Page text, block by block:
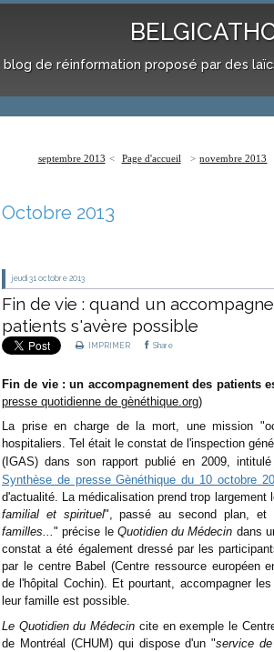
blog de réinformation proposé par des
septembre 2013 Page d'accueil novembre 2013
Octobre 2013
jeudi 31 octobre 2013
Fin de vie : quand un
patients s'avère possible
IMPRIMER Share
Fin de vie : un accompagnement des patients
presse quotidienne de gènéthique.org)
La prise en charge de la mort, une mission
hospitaliers. Tel était le constat de l'inspection
(IGAS) dans son rapport publié en 2009,
Synthèse de presse Gènéthique du 10 octobre
d'actualité. La médicalisation prend trop largement
familial et spirituel", passé au second plan, et
familles..." précise le Quotidien du Médecin dans
constat a été également dressé par les
par le centre Babel (Centre ressource européen
de l'hôpital Cochin). Et pourtant, accompagner
leur famille est possible.
Le Quotidien du Médecin cite en exemple le
de Montréal (CHUM) qui dispose d'un "service